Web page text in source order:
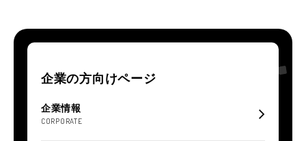
企業の方向けページ
企業情報
CORPORATE